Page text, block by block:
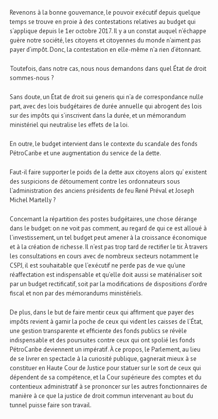
Revenons à la bonne gouvernance, le pouvoir exécutif depuis quelque
temps se trouve en proie à des contestations relatives au budget qui
s’applique depuis le 1er octobre 2017. Il y a un constat auquel n’échappe
guère notre société, les citoyens et citoyennes du monde n’aiment pas
payer d’impôt. Donc, la contestation en elle-même n’a rien d’étonnant.
Toutefois, dans notre cas, nous nous demandons dans quel État de droit
sommes-nous ?
Sans doute, un État de droit sui generis qui n’a de correspondance nulle
part, avec des lois budgétaires de durée annuelle qui abrogent des lois
sur des impôts qui s’inscrivent dans la durée, et un mémorandum
ministériel qui neutralise les effets de la loi.
En outre, le budget intervient dans le contexte du scandale des fonds
PétroCaribe et une augmentation du service de la dette.
Faut-il faire supporter le poids de la dette aux citoyens alors qu’ existent
des suspicions de détournement contre les ordonnateurs sous
l’administration des anciens présidents de feu René Préval et Joseph
Michel Martelly ?
Concernant la répartition des postes budgétaires, une chose dérange
dans le budget: on ne voit pas comment, au regard de qui ce est alloué à
l’investissement, un tel budget peut amener à la croissance économique
et à la création de richesse. Il n’est pas trop tard de rectifier le tir. À travers
les consultations en cours avec de nombreux secteurs notamment le
CSPJ, il est souhaitable que l’exécutif ne perde pas de vue qu’une
réaffectation est indispensable et qu’elle doit aussi se matérialiser soit
par un budget rectificatif, soit par la modifications de dispositions d’ordre
fiscal et non par des mémorandums ministériels.
De plus, dans le but de faire mentir ceux qui affirment que payer des
impôts revient à garnir la poche de ceux qui vident les caisses de l’État,
une gestion transparente et efficiente des fonds publics se révèle
indispensable et des poursuites contre ceux qui ont spolié les fonds
PétroCaribe deviennent un impératif. À ce propos, le Parlement, au lieu
de se livrer en spectacle à la curiosité publique, gagnerait mieux à se
constituer en Haute Cour de Justice pour statuer sur le sort de ceux qui
dépendent de sa compétence, et la Cour supérieure des comptes et du
contentieux administratif à se prononcer sur les autres fonctionnaires de
manière à ce que la justice de droit commun intervenant au bout du
tunnel puisse faire son travail.